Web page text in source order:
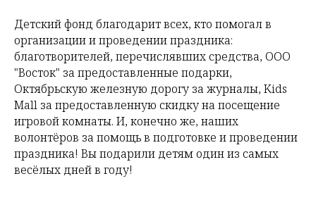
Детский фонд благодарит всех, кто помогал в
организации и проведении праздника:
благотворителей, перечислявших средства, ООО
"Восток" за предоставленные подарки,
Октябрьскую железную дорогу за журналы, Kids
Mall за предоставленную скидку на посещение
игровой комнаты. И, конечно же, наших
волонтёров за помощь в подготовке и проведении
праздника! Вы подарили детям один из самых
весёлых дней в году!